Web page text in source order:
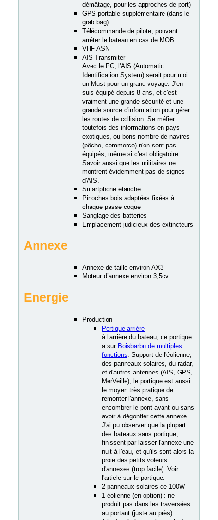
démâtage, pour les approches de port)
GPS portable supplémentaire (dans le
grab bag)
Télécommande de pilote, pouvant
arrêter le bateau en cas de MOB
VHF ASN
AIS Transmiter
Avec le PC, l'AIS (Automatic
Identification System) serait pour moi
un Must pour un grand voyage. J'en
suis équipé depuis 8 ans, et c'est
vraiment une grande sécurité et une
grande source d'information pour gérer
les routes de collision. Se méfier
toutefois des informations en pays
exotiques, ou bons nombre de navires
(pêche, commerce) n'en sont pas
équipés, même si c'est obligatoire.
Savoir aussi que les militaires ne
montrent évidemment pas de signes
d'AIS.
Smartphone étanche
Pinoches bois adaptées fixées à
chaque passe coque
Sanglage des batteries
Emplacement judicieux des extincteurs
Annexe
Annexe de taille environ AX3
Moteur d’annexe environ 3,5cv
Energie
Production
Portique arrière
à l'arrière du bateau, ce portique
a sur Boisbarbu de multiples
fonctions . Support de l'éolienne,
des panneaux solaires, du radar,
et d'autres antennes (AIS, GPS,
MerVeille), le portique est aussi
le moyen très pratique de
remonter l'annexe, sans
encombrer le pont avant ou sans
avoir à dégonfler cette annexe.
J'ai pu observer que la plupart
des bateaux sans portique,
finissent par laisser l'annexe une
nuit à l'eau, et qu'ils sont alors la
proie des petits voleurs
d'annexes (trop facile). Voir
l'article sur le portique.
2 panneaux solaires de 100W
1 éolienne (en option) : ne
produit pas dans les traversées
au portant (juste au près)